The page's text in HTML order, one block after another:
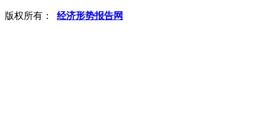
版权所有： 经济形势报告网